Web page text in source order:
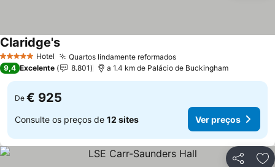
5 Estrelas Hotel Quartos lindamente reformados
Claridge's
9,4 Excelente 8.801 a 1.4 km de Palácio de Buckingham
De € 925
Consulte os preços de 12 sites Ver preços
Partilhar